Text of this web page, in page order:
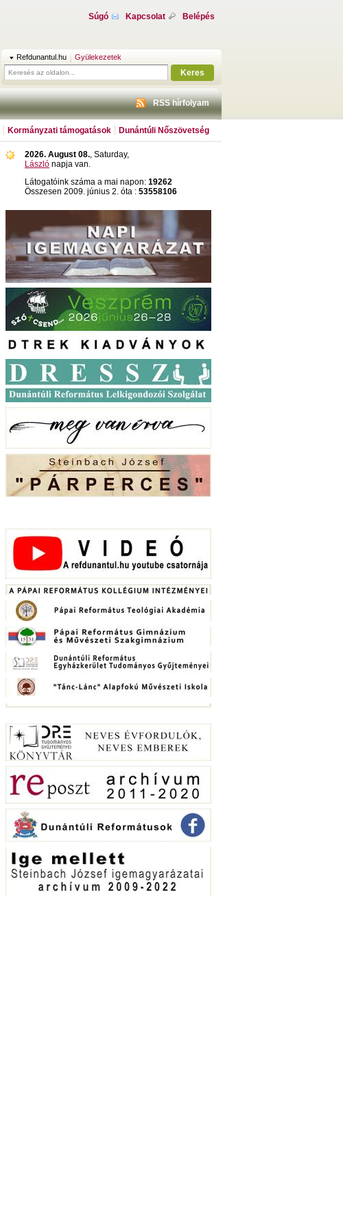
Súgó Kapcsolat Belépés
Refdunantul.hu Gyülekezetek
Keres
RSS hírfolyam
Kormányzati támogatások Dunántúli Nőszövetség
2026. August 08., Saturday,
László napja van.
Látogatóink száma a mai napon: 19262
Összesen 2009. június 2. óta : 53558106